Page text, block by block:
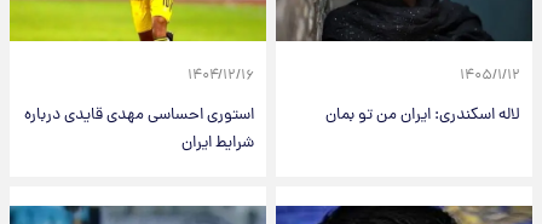
۱۴۰۵/۱/۱۲
لاله اسکندری: ایران من تو بمان
۱۴۰۴/۱۲/۱۶
استوری احساسی مهدی قایدی درباره
شرایط ایران